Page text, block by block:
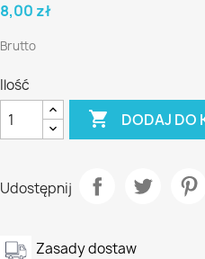
8,00 zł
Brutto
Ilość
 DODAJ DO
Udostępnij
Zasady dostaw